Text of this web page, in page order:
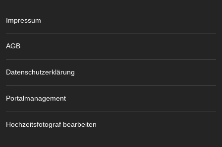
Impressum
AGB
Datenschutzerklärung
Portalmanagement
Hochzeitsfotograf bearbeiten